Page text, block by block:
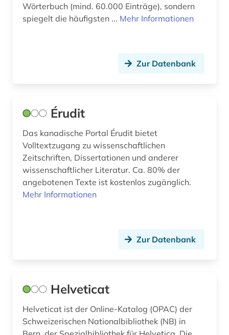
Wörterbuch (mind. 60.000 Einträge), sondern
spiegelt die häufigsten ... Mehr Informationen
Zur Datenbank
Érudit
Das kanadische Portal Érudit bietet
Volltextzugang zu wissenschaftlichen
Zeitschriften, Dissertationen und anderer
wissenschaftlicher Literatur. Ca. 80% der
angebotenen Texte ist kostenlos zugänglich.
Mehr Informationen
Zur Datenbank
Helveticat
Helveticat ist der Online-Katalog (OPAC) der
Schweizerischen Nationalbibliothek (NB) in